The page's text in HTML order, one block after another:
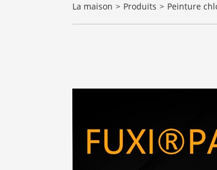
La maison Produits Peinture